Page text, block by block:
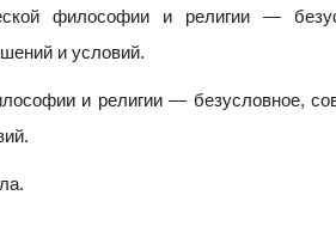
философии и религии —
и условий.
и религии — безусловное,